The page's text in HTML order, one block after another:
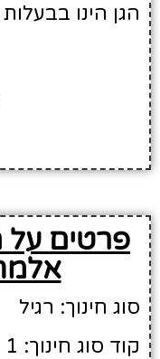
הגן הינו בבעלות
פרטים על
סוג חינוך: רגיל
קוד סוג חינוך: 1